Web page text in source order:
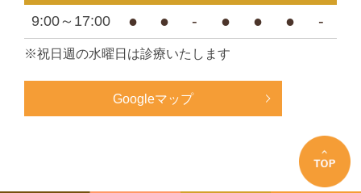
9:00～17:00 ● ● - ● ● ● -
※祝日週の水曜日は診療いたします
Googleマップ